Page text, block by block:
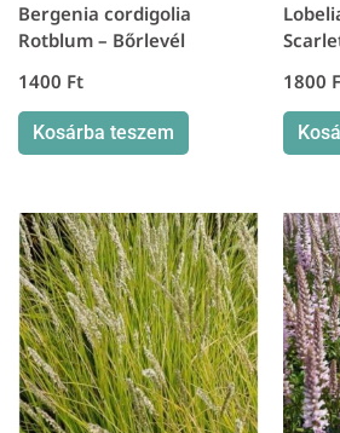
Bergenia cordigolia
Rotblum – Bőrlevél
1400 Ft
Kosárba teszem
1800